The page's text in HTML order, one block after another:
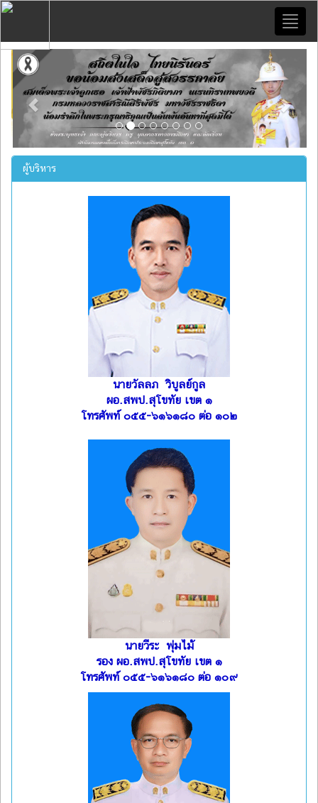
Previous
ผู้บริหาร
นายวัลลภ วิบูลย์กูล
ผอ.สพป.สุโขทัย เขต ๑
โทรศัพท์ ๐๕๕-๖๑๖๑๘๐ ต่อ ๑๐๒
นายวีระ พุ่มไม้
รอง ผอ.สพป.สุโขทัย เขต ๑
โทรศัพท์ ๐๕๕-๖๑๖๑๘๐ ต่อ ๑๐๙